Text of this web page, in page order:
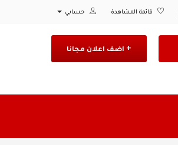
قائمة المشاهدة حسابي
+ اضف اعلان مجانا